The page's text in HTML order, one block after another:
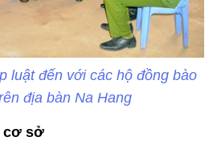
luật đến với các hộ đồng bào
địa bàn Na Hang
cơ sở